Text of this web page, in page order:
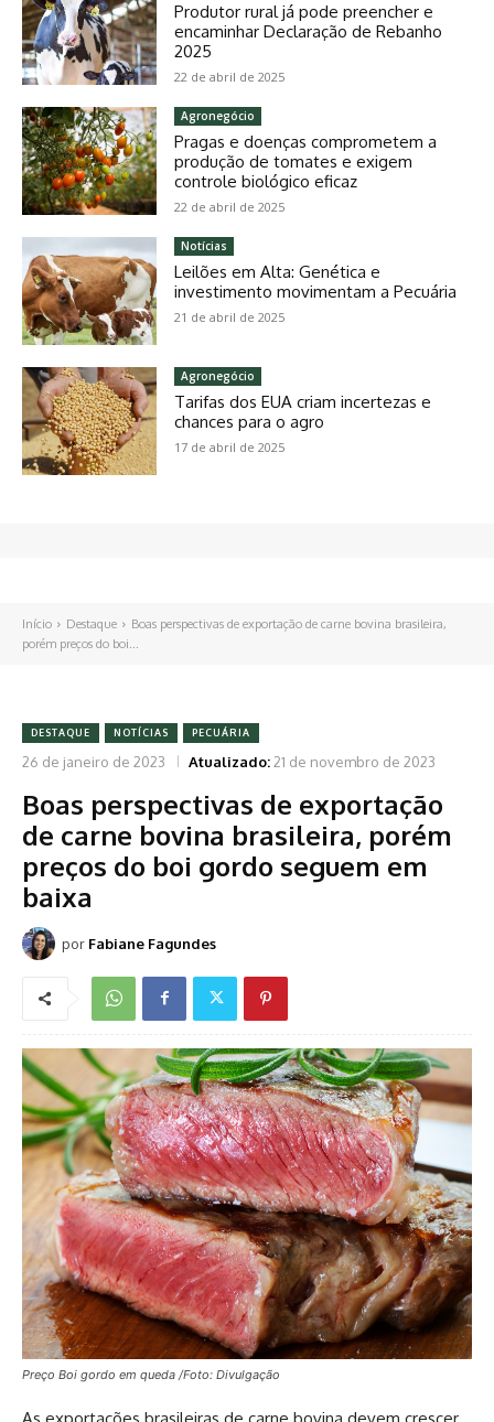
Produtor rural já pode preencher e
encaminhar Declaração de Rebanho
2025
22 de abril de 2025
Agronegócio
Pragas e doenças comprometem a
produção de tomates e exigem
controle biológico eficaz
22 de abril de 2025
Notícias
Leilões em Alta: Genética e
investimento movimentam a Pecuária
21 de abril de 2025
Agronegócio
Tarifas dos EUA criam incertezas e
chances para o agro
17 de abril de 2025